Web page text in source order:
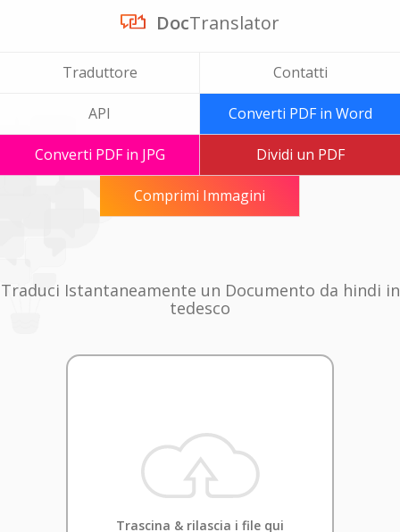
DocTranslator
Traduttore Contatti
API Converti PDF in Word
Converti PDF in JPG Dividi un PDF
Comprimi Immagini
Traduci Istantaneamente un Documento da hindi in
tedesco
Trascina & rilascia i file qui